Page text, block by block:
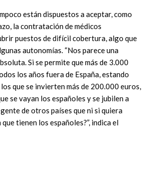
están dispuestos a aceptar, como
la contratación de médicos
puestos de difícil cobertura, algo que
autonomías. “Nos parece una
Si se permite que más de 3.000
los años fuera de España, estando
que se invierten más de 200.000 euros,
se vayan los españoles y se jubilen a
de otros países que ni si quiera
tienen los españoles?”, indica el